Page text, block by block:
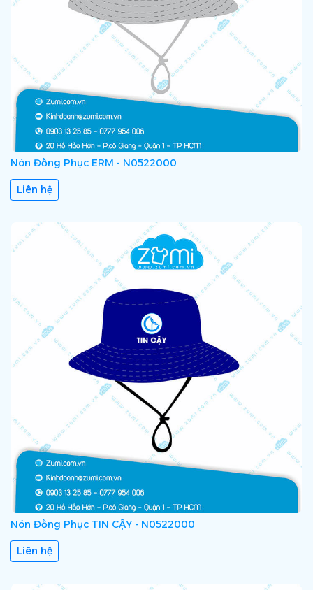
Nón Đồng Phục ERM - N0522000
Liên hệ
Nón Đồng Phục TIN CẬY - N0522000
Liên hệ